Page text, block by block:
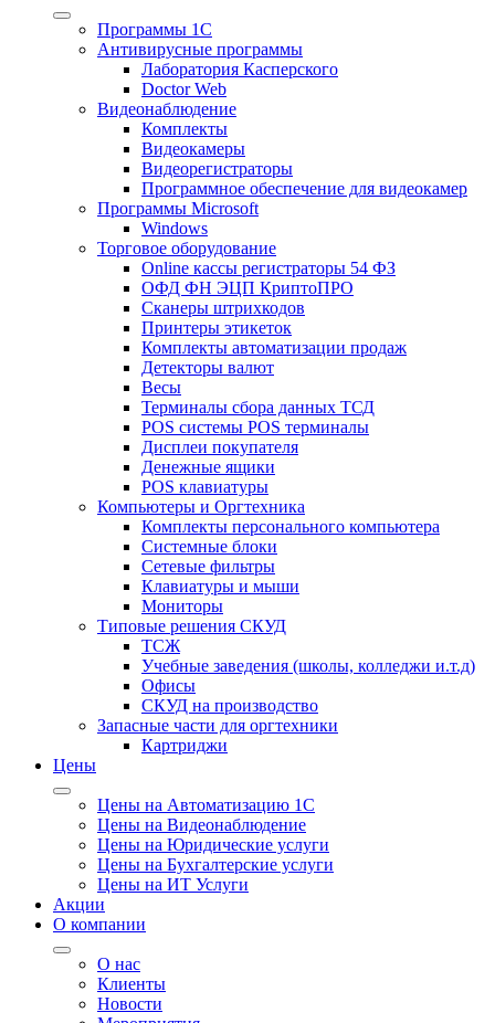
Программы 1С
Антивирусные программы
Лаборатория Касперского
Doctor Web
Видеонаблюдение
Комплекты
Видеокамеры
Видеорегистраторы
Программное обеспечение для видеокамер
Программы Microsoft
Windows
Торговое оборудование
Online кассы регистраторы 54 ФЗ
ОФД ФН ЭЦП КриптоПРО
Сканеры штрихкодов
Принтеры этикеток
Комплекты автоматизации продаж
Детекторы валют
Весы
Терминалы сбора данных ТСД
POS системы POS терминалы
Дисплеи покупателя
Денежные ящики
POS клавиатуры
Компьютеры и Оргтехника
Комплекты персонального компьютера
Системные блоки
Сетевые фильтры
Клавиатуры и мыши
Мониторы
Типовые решения СКУД
ТСЖ
Учебные заведения (школы, колледжи и.т.д)
Офисы
СКУД на производство
Запасные части для оргтехники
Картриджи
Цены
Цены на Автоматизацию 1С
Цены на Видеонаблюдение
Цены на Юридические услуги
Цены на Бухгалтерские услуги
Цены на ИТ Услуги
Акции
О компании
О нас
Клиенты
Новости